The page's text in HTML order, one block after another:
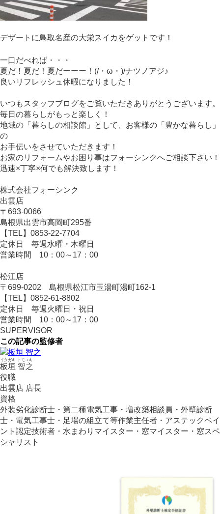
デザートに鳥取名産の大栄スイカをゲットです！
一口だべれば・・・
夏だ！夏だ！夏だーーー！(/・ω・)/ナツノアジ♪
良いリフレッシュ休暇になりました！
いつもスタッフブログをご覧いただきありがとうございます。
毎日の暮らしがもっと楽しく！
地域の「暮らしの相談館」として、お客様の「豊かな暮らし」
の
お手伝いをさせていただきます！
お家のリフォームやお困り事はフォーシンクへご相談下さい！
迅速×丁寧×何でも解決致します！
株式会社フォーシンク
出雲店
〒 693-0066
島根県出雲市高岡町295番
【TEL 】 0853-22-7704
定休日 毎週水曜・木曜日
営業時間 10 ： 00～ 17 ： 00
松江店
〒 699-0202 島根県松江市玉湯町湯町162-1
【TEL 】 0852-61-8802
定休日 毎週火曜日・祝日
営業時間 10 ： 00～ 17 ： 00
SUPERVISOR
この記事の監修者
板垣 智之
イタガキ トモユキ
役職
出雲店 店長
資格
外装劣化診断士・第二種電気工事・増改築相談員・外壁診断
士・電気工事士・足場の組立て等作業主任者・アステックペイ
ント認定技術者・水まわりマイスター・窓マイスター・窓スペ
シャリスト